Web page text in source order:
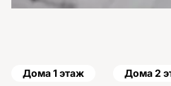
Дома 1 этаж Дома 2